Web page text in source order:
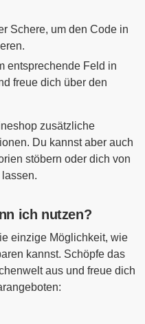
Schere, um den Code in
entsprechende Feld in
freue dich über den
zusätzliche
Du kannst aber auch
stöbern oder dich von
ich nutzen?
einzige Möglichkeit, wie
kannst. Schöpfe das
aus und freue dich